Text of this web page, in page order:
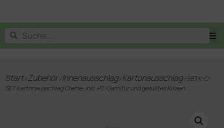
Start/Zubehör/Innenausschlag/Kartonausschlag/ 583 K-C-
SET Kartonausschlag Creme, inkl. PT-Garnitur und gefülltes Kissen